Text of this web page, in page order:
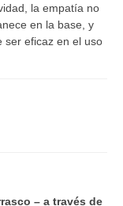
la empatía no
en la base, y
ser eficaz en el uso
– a través de